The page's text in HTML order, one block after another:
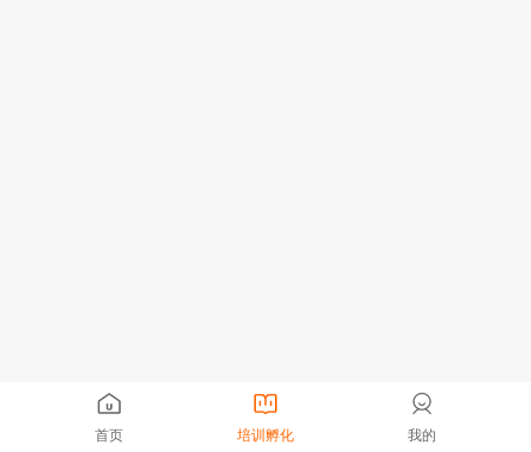
首页 培训孵化 我的